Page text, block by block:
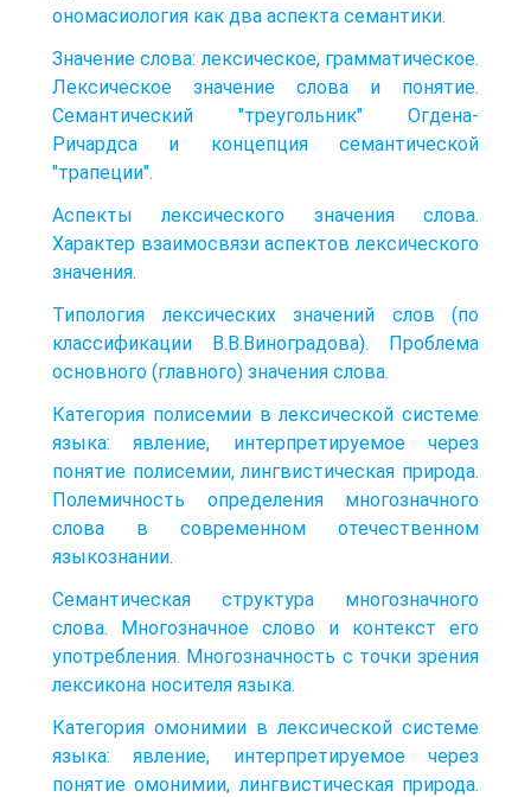
ономасиология как два аспекта семантики.
Значение слова: лексическое, грамматическое.
Лексическое значение слова и понятие.
Семантический "треугольник" Огдена-
Ричардса и концепция семантической
"трапеции".
Аспекты лексического значения слова.
Характер взаимосвязи аспектов лексического
значения.
Типология лексических значений слов (по
классификации В.В.Виноградова). Проблема
основного (главного) значения слова.
Категория полисемии в лексической системе
языка: явление, интерпретируемое через
понятие полисемии, лингвистическая природа.
Полемичность определения многозначного
слова в современном отечественном
языкознании.
Семантическая структура многозначного
слова. Многозначное слово и контекст его
употребления. Многозначность с точки зрения
лексикона носителя языка.
Категория омонимии в лексической системе
языка: явление, интерпретируемое через
понятие омонимии, лингвистическая природа.